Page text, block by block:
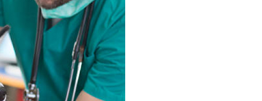
Vacina contra Raiva para Cachorro Corrente
Vacina de Raiva Gato
Vacina Fiv Felv
Veterinário 24 Horas